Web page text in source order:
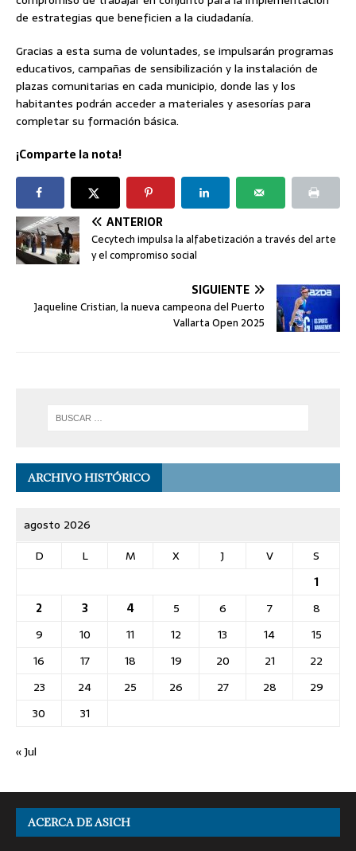
de estrategias que beneficien a la ciudadanía.
Gracias a esta suma de voluntades, se impulsarán programas
educativos, campañas de sensibilización y la instalación de
plazas comunitarias en cada municipio, donde las y los
habitantes podrán acceder a materiales y asesorías para
completar su formación básica.
¡Comparte la nota!
ANTERIOR
Cecytech impulsa la alfabetización a través del arte
y el compromiso social
SIGUIENTE
Jaqueline Cristian, la nueva campeona del Puerto
Vallarta Open 2025
ARCHIVO HISTÓRICO
agosto 2026
D
L M X J V
S
1
2
3 4 5 6 7
8
9
10 11 12 13 14
15
16
17 18 19 20 21
22
23
24 25 26 27 28
29
30
31
« Jul
ACERCA DE ASICH